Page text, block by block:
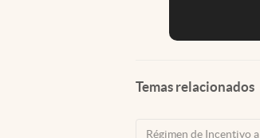
Temas relacionados
Régimen de Incentivo